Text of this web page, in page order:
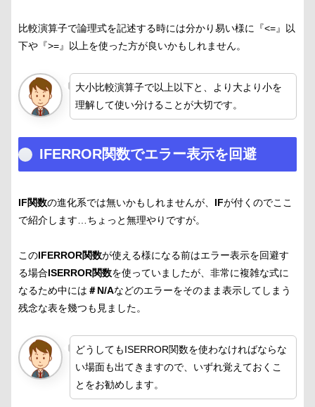
比較演算子で論理式を記述する時には分かり易い様に『<=』以
下や『>=』以上を使った方が良いかもしれません。
大小比較演算子で以上以下と、より大より小を
理解して使い分けることが大切です。
IFERROR関数でエラー表示を回避
IF関数の進化系では無いかもしれませんが、 IFが付くのでここ
で紹介します…ちょっと無理やりですが。
このIFERROR関数が使える様になる前はエラー表示を回避す
る場合ISERROR関数を使っていましたが、非常に複雑な式に
なるため中には ＃N/Aなどのエラーをそのまま表示してしまう
残念な表を幾つも見ました。
どうしてもISERROR関数を使わなければならな
い場面も出てきますので、いずれ覚えておくこ
とをお勧めします。